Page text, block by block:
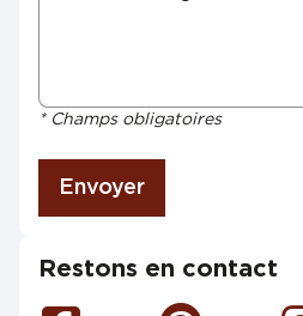
* Champs obligatoires
Envoyer
Restons en contact